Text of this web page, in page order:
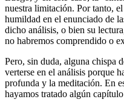
nuestra limitación. Por tanto,
humildad en el enunciado de
dicho análisis, o bien su
no habremos comprendido o
Pero, sin duda, alguna chispa
verterse en el análisis porque
profunda y la meditación. En
hayamos tratado algún